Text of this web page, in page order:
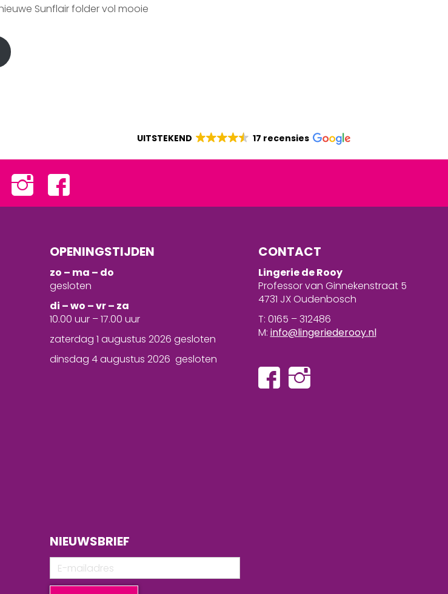
Sunflair folder vol mooie
UITSTEKEND 17 recensies
OPENINGSTIJDEN
zo – ma – do
gesloten
di – wo – vr – za
10.00 uur – 17.00 uur
zaterdag 1 augustus 2026 gesloten
dinsdag 4 augustus 2026 gesloten
NIEUWSBRIEF
CONTACT
Lingerie de Rooy
Professor van Ginnekenstraat 5
4731 JX Oudenbosch
T: 0165 – 312486
M: info@lingeriederooy.nl